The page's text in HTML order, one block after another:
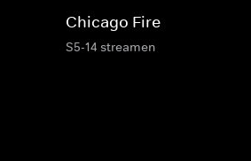
Chicago Fire
S5-14 streamen